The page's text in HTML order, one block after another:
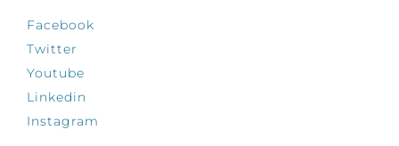
Facebook
Twitter
Youtube
Linkedin
Instagram